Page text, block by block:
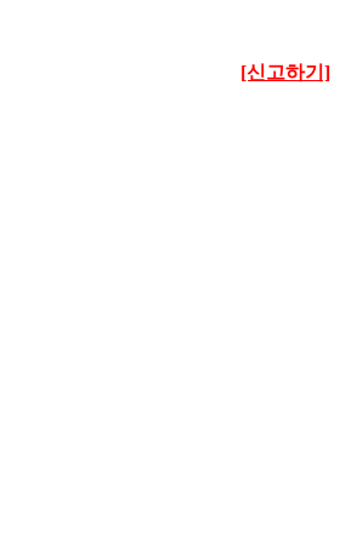
[신고하기]